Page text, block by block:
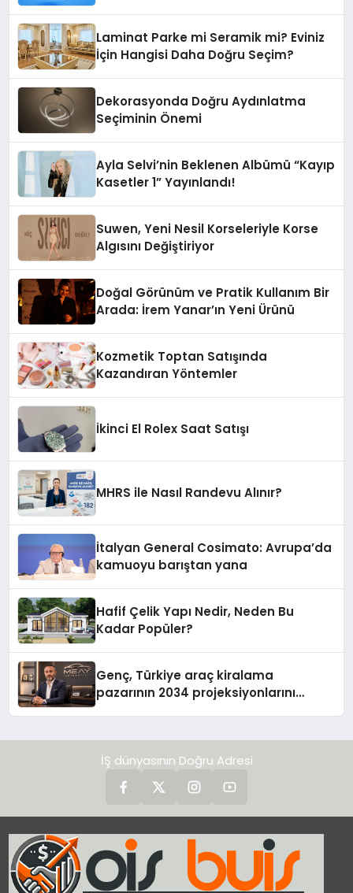
Laminat Parke mi Seramik mi? Eviniz
İçin Hangisi Daha Doğru Seçim?
Dekorasyonda Doğru Aydınlatma
Seçiminin Önemi
Ayla Selvi’nin Beklenen Albümü “Kayıp
Kasetler 1” Yayınlandı!
Suwen, Yeni Nesil Korseleriyle Korse
Algısını Değiştiriyor
Doğal Görünüm ve Pratik Kullanım Bir
Arada: İrem Yanar’ın Yeni Ürünü
Kozmetik Toptan Satışında
Kazandıran Yöntemler
İkinci El Rolex Saat Satışı
MHRS ile Nasıl Randevu Alınır?
İtalyan General Cosimato: Avrupa’da
kamuoyu barıştan yana
Hafif Çelik Yapı Nedir, Neden Bu
Kadar Popüler?
Genç, Türkiye araç kiralama
pazarının 2034 projeksiyonlarını
İŞ dünyasının Doğru Adresi